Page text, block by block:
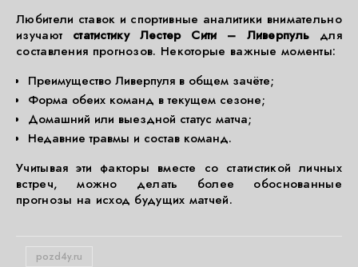
Любители ставок и спортивные аналитики внимательно
изучают статистику Лестер Сити – Ливерпуль для
составления прогнозов. Некоторые важные моменты:
Преимущество Ливерпуля в общем зачёте;
Форма обеих команд в текущем сезоне;
Домашний или выездной статус матча;
Недавние травмы и состав команд.
Учитывая эти факторы вместе со статистикой личных
встреч, можно делать более обоснованные
прогнозы на исход будущих матчей.
pozd4y.ru